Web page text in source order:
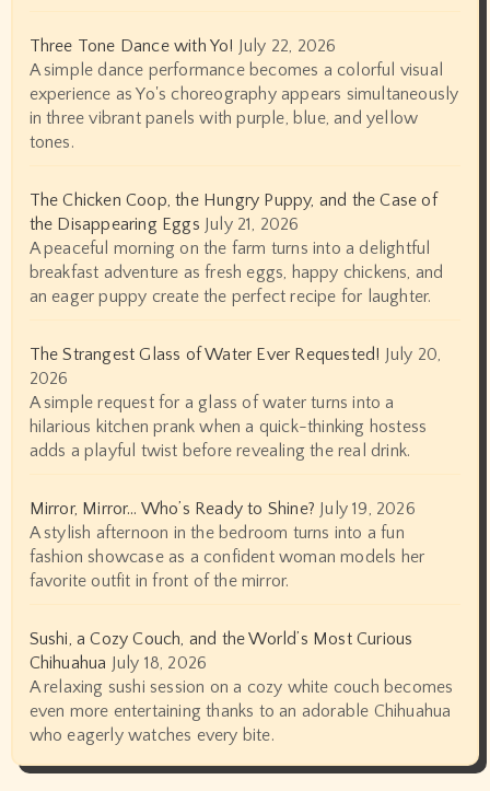
Three Tone Dance with Yo! July 22, 2026
A simple dance performance becomes a colorful visual
experience as Yo's choreography appears simultaneously
in three vibrant panels with purple, blue, and yellow
tones.
The Chicken Coop, the Hungry Puppy, and the Case of
the Disappearing Eggs July 21, 2026
A peaceful morning on the farm turns into a delightful
breakfast adventure as fresh eggs, happy chickens, and
an eager puppy create the perfect recipe for laughter.
The Strangest Glass of Water Ever Requested! July 20,
2026
A simple request for a glass of water turns into a
hilarious kitchen prank when a quick-thinking hostess
adds a playful twist before revealing the real drink.
Mirror, Mirror… Who’s Ready to Shine? July 19, 2026
A stylish afternoon in the bedroom turns into a fun
fashion showcase as a confident woman models her
favorite outfit in front of the mirror.
Sushi, a Cozy Couch, and the World’s Most Curious
Chihuahua July 18, 2026
A relaxing sushi session on a cozy white couch becomes
even more entertaining thanks to an adorable Chihuahua
who eagerly watches every bite.